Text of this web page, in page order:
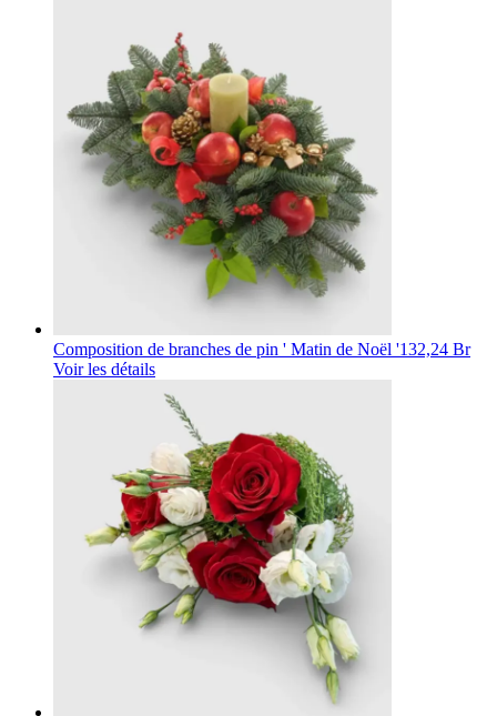
Composition de branches de pin ' Matin de Noël '132,24 Br
Voir les détails